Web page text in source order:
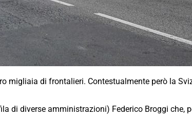
migliaia di frontalieri. Contestualmente però la
di diverse amministrazioni) Federico Broggi che,